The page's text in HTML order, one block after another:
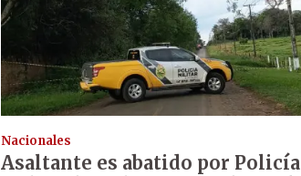
Nacionales
Asaltante es abatido por Policía